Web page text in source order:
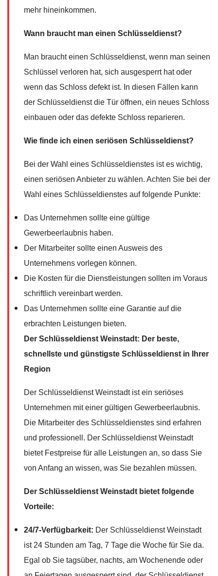
mehr hineinkommen.
Wann braucht man einen Schlüsseldienst?
Man braucht einen Schlüsseldienst, wenn man seinen
Schlüssel verloren hat, sich ausgesperrt hat oder
wenn das Schloss defekt ist. In diesen Fällen kann
der Schlüsseldienst die Tür öffnen, ein neues Schloss
einbauen oder das defekte Schloss reparieren.
Wie finde ich einen seriösen Schlüsseldienst?
Bei der Wahl eines Schlüsseldienstes ist es wichtig,
einen seriösen Anbieter zu wählen. Achten Sie bei der
Wahl eines Schlüsseldienstes auf folgende Punkte:
Das Unternehmen sollte eine gültige
Gewerbeerlaubnis haben.
Der Mitarbeiter sollte einen Ausweis des
Unternehmens vorlegen können.
Die Kosten für die Dienstleistungen sollten im Voraus
schriftlich vereinbart werden.
Das Unternehmen sollte eine Garantie auf die
erbrachten Leistungen bieten.
Der Schlüsseldienst Weinstadt: Der beste,
schnellste und günstigste Schlüsseldienst in Ihrer
Region
Der Schlüsseldienst Weinstadt ist ein seriöses
Unternehmen mit einer gültigen Gewerbeerlaubnis.
Die Mitarbeiter des Schlüsseldienstes sind erfahren
und professionell. Der Schlüsseldienst Weinstadt
bietet Festpreise für alle Leistungen an, so dass Sie
von Anfang an wissen, was Sie bezahlen müssen.
Der Schlüsseldienst Weinstadt bietet folgende
Vorteile:
24/7-Verfügbarkeit: Der Schlüsseldienst Weinstadt
ist 24 Stunden am Tag, 7 Tage die Woche für Sie da.
Egal ob Sie tagsüber, nachts, am Wochenende oder